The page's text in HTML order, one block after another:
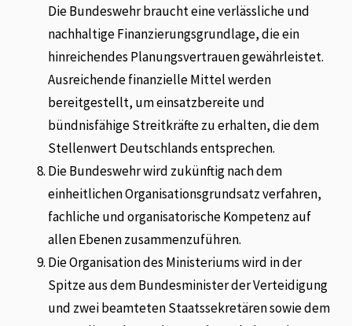
Die Bundeswehr braucht eine verlässliche und
nachhaltige Finanzierungsgrundlage, die ein
hinreichendes Planungsvertrauen gewährleistet.
Ausreichende finanzielle Mittel werden
bereitgestellt, um einsatzbereite und
bündnisfähige Streitkräfte zu erhalten, die dem
Stellenwert Deutschlands entsprechen.
Die Bundeswehr wird zukünftig nach dem
einheitlichen Organisationsgrundsatz verfahren,
fachliche und organisatorische Kompetenz auf
allen Ebenen zusammenzuführen.
Die Organisation des Ministeriums wird in der
Spitze aus dem Bundesminister der Verteidigung
und zwei beamteten Staatssekretären sowie dem